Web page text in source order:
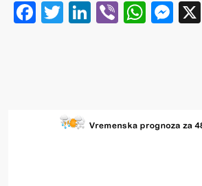
Facebook
Twitter
LinkedIn
Viber